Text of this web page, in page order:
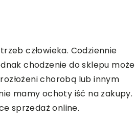
człowieka. Codziennie
chodzenie do sklepu może
chorobą lub innym
mamy ochoty iść na zakupy.
sprzedaż online.